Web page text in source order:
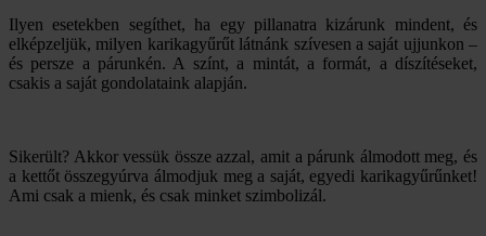
Ilyen esetekben segíthet, ha egy pillanatra kizárunk mindent, és
elképzeljük, milyen karikagyűrűt látnánk szívesen a saját ujjunkon –
és persze a párunkén. A színt, a mintát, a formát, a díszítéseket,
csakis a saját gondolataink alapján.
Sikerült? Akkor vessük össze azzal, amit a párunk álmodott meg, és
a kettőt összegyúrva álmodjuk meg a saját, egyedi karikagyűrűnket!
Ami csak a mienk, és csak minket szimbolizál.